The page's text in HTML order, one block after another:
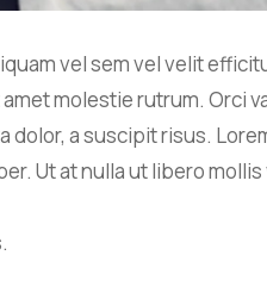
vel sem vel velit
molestie rutrum. Orci
a suscipit risus.
Ut at nulla ut libero